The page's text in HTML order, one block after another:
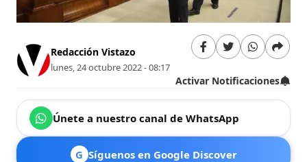
Redacción Vistazo
lunes, 24 octubre 2022 - 08:17
Activar Notificaciones
Únete a nuestro canal de WhatsApp
G Síguenos en Google Discover